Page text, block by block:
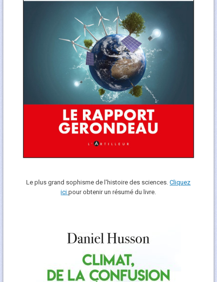
Le plus grand sophisme de l'histoire des sciences.Cliquez
icipour obtenir un résumé du livre.